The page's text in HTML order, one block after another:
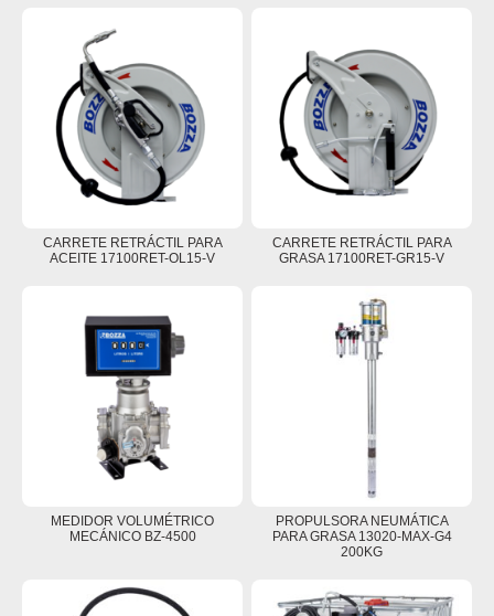
CARRETE RETRÁCTIL PARA
ACEITE 17100RET-OL15-V
CARRETE RETRÁCTIL PARA
GRASA 17100RET-GR15-V
MEDIDOR VOLUMÉTRICO
MECÁNICO BZ-4500
PROPULSORA NEUMÁTICA
PARA GRASA 13020-MAX-G4
200KG